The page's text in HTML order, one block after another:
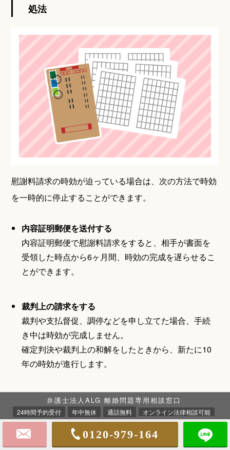
処法
慰謝料請求の時効が迫っている場合は、次の方法で時効
を一時的に停止することができます。
内容証明郵便を送付する
内容証明郵便で慰謝料請求をすると、相手が書面を
受領した時点から6ヶ月間、時効の完成を遅らせるこ
とができます。
裁判上の請求をする
裁判や支払督促、調停などを申し立てた場合、手続
き中は時効が完成しません。
確定判決や裁判上の和解をしたときから、新たに10
年の時効が進行します。
債務承認をさせる
相手に慰謝料の支払義務を認めさせることを「債務
承認」といい、相手が慰謝料の支払いを認めた日か
ら新たに時効が進行します。
弁護士法人ALG 離婚問題専用相談窓口
24時間予約受付 年中無休 通話無料 オンライン法律相談可能
0120-979-164